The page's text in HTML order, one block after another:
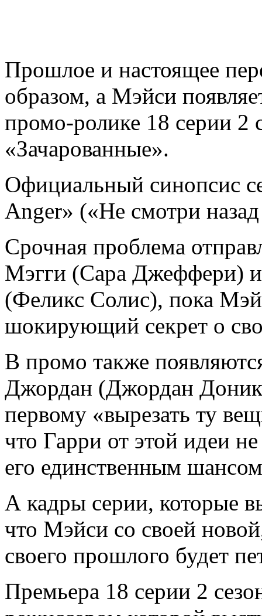
Прошлое и настоящее
образом, а Мэйси
промо-ролике 18 серии 2
«Зачарованные».
Официальный синопсис
Anger» («Не смотри
Срочная проблема
Мэгги (Сара Джеффери)
(Феликс Солис), пока
шокирующий секрет о
В промо также
Джордан (Джордан
первому «вырезать ту
что Гарри от этой идеи
его единственным
А кадры серии, которые
что Мэйси со своей
своего прошлого будет
Премьера 18 серии 2